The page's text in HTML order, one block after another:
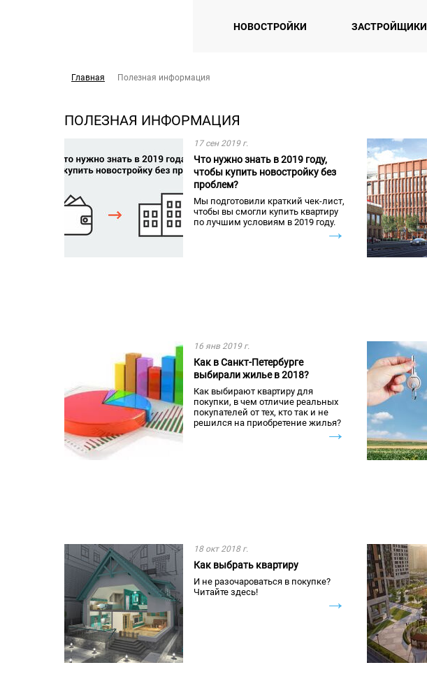
НОВОСТРОЙКИ ЗАСТРОЙЩИКИ
Главная Полезная информация
ПОЛЕЗНАЯ ИНФОРМАЦИЯ
17 сен 2019 г.
Что нужно знать в 2019 году,
чтобы купить новостройку без
проблем?
Мы подготовили краткий чек-лист,
чтобы вы смогли купить квартиру
по лучшим условиям в 2019 году.
→
16 янв 2019 г.
Как в Санкт-Петербурге
выбирали жилье в 2018?
Как выбирают квартиру для
покупки, в чем отличие реальных
покупателей от тех, кто так и не
решился на приобретение жилья?
→
18 окт 2018 г.
Как выбрать квартиру
И не разочароваться в покупке?
Читайте здесь!
→